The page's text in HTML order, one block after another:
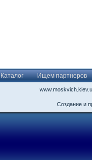
Каталог Ищем партнеров
Создание и